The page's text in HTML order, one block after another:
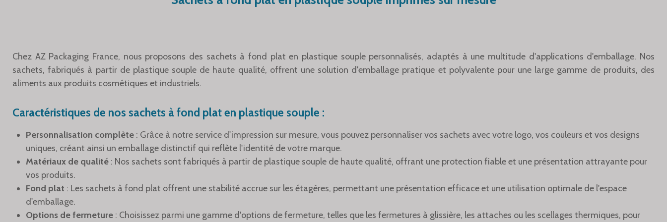
Chez AZ Packaging France, nous proposons des sachets à fond plat en plastique souple personnalisés, adaptés à une multitude d'applications d'emballage. Nos
sachets, fabriqués à partir de plastique souple de haute qualité, offrent une solution d'emballage pratique et polyvalente pour une large gamme de produits, des
aliments aux produits cosmétiques et industriels.
Caractéristiques de nos sachets à fond plat en plastique souple :
Personnalisation complète : Grâce à notre service d'impression sur mesure, vous pouvez personnaliser vos sachets avec votre logo, vos couleurs et vos designs
uniques, créant ainsi un emballage distinctif qui reflète l'identité de votre marque.
Matériaux de qualité : Nos sachets sont fabriqués à partir de plastique souple de haute qualité, offrant une protection fiable et une présentation attrayante pour
vos produits.
Fond plat : Les sachets à fond plat offrent une stabilité accrue sur les étagères, permettant une présentation efficace et une utilisation optimale de l'espace
d'emballage.
Options de fermeture : Choisissez parmi une gamme d'options de fermeture, telles que les fermetures à glissière, les attaches ou les scellages thermiques, pour